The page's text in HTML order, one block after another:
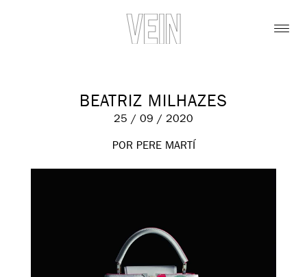
BEATRIZ MILHAZES
25 / 09 / 2020
POR PERE MARTÍ